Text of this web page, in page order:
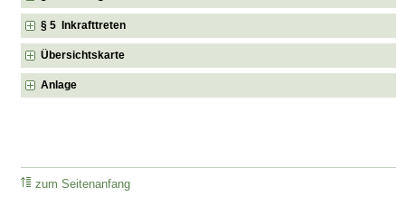
§ 5 Inkrafttreten
Übersichtskarte
Anlage
zum Seitenanfang